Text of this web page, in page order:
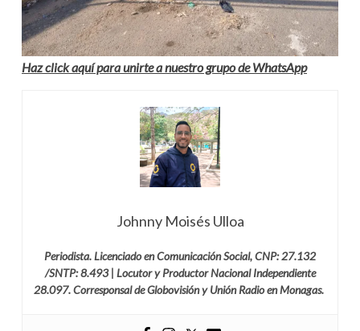
Haz click aquí para unirte a nuestro grupo de WhatsApp
Johnny Moisés Ulloa
Periodista. Licenciado en Comunicación Social, CNP: 27.132
/SNTP: 8.493 | Locutor y Productor Nacional Independiente
28.097. Corresponsal de Globovisión y Unión Radio en Monagas.